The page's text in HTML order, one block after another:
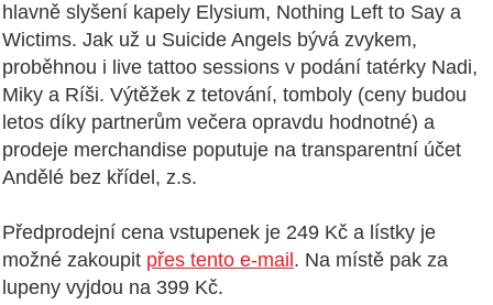
hlavně slyšení kapely Elysium, Nothing Left to Say a
Wictims. Jak už u Suicide Angels bývá zvykem,
proběhnou i live tattoo sessions v podání tatérky Nadi,
Miky a Ríši. Výtěžek z tetování, tomboly (ceny budou
letos díky partnerům večera opravdu hodnotné) a
prodeje merchandise poputuje na transparentní účet
Andělé bez křídel, z.s.
Předprodejní cena vstupenek je 249 Kč a lístky je
možné zakoupit přes tento e-mail . Na místě pak za
lupeny vyjdou na 399 Kč.